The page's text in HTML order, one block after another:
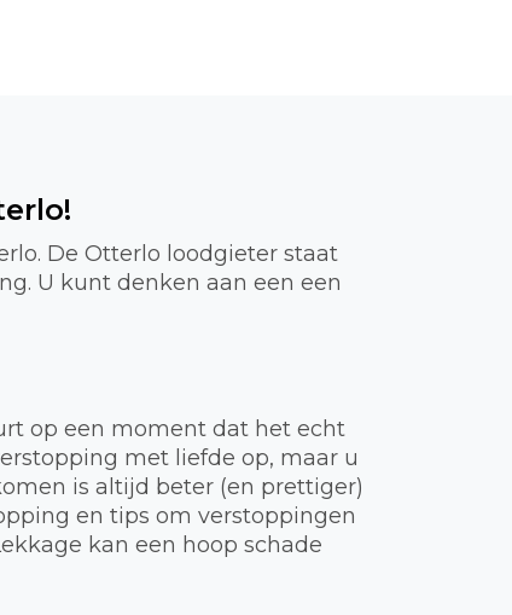
De Otterlo loodgieter staat
U kunt denken aan een een
op een moment dat het echt
met liefde op, maar u
is altijd beter (en prettiger)
en tips om verstoppingen
kan een hoop schade